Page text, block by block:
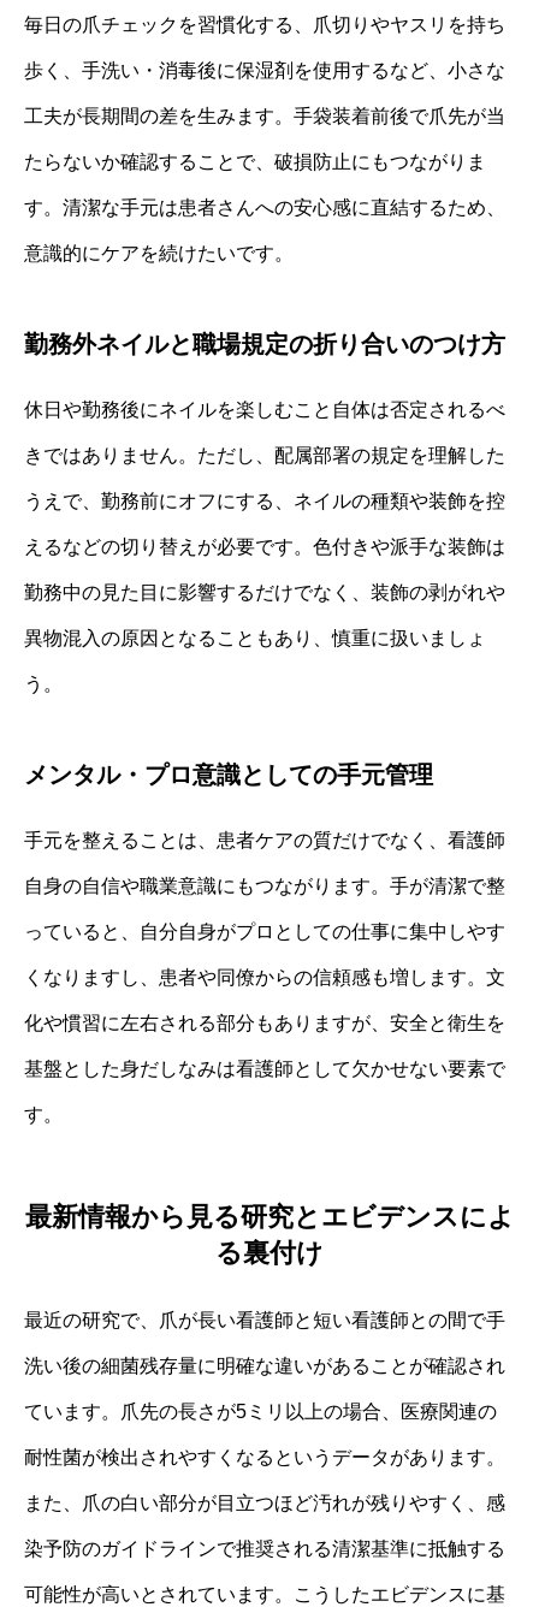
毎日の爪チェックを習慣化する、爪切りやヤスリを持ち
歩く、手洗い・消毒後に保湿剤を使用するなど、小さな
工夫が長期間の差を生みます。手袋装着前後で爪先が当
たらないか確認することで、破損防止にもつながりま
す。清潔な手元は患者さんへの安心感に直結するため、
意識的にケアを続けたいです。
勤務外ネイルと職場規定の折り合いのつけ方
休日や勤務後にネイルを楽しむこと自体は否定されるべ
きではありません。ただし、配属部署の規定を理解した
うえで、勤務前にオフにする、ネイルの種類や装飾を控
えるなどの切り替えが必要です。色付きや派手な装飾は
勤務中の見た目に影響するだけでなく、装飾の剥がれや
異物混入の原因となることもあり、慎重に扱いましょ
う。
メンタル・プロ意識としての手元管理
手元を整えることは、患者ケアの質だけでなく、看護師
自身の自信や職業意識にもつながります。手が清潔で整
っていると、自分自身がプロとしての仕事に集中しやす
くなりますし、患者や同僚からの信頼感も増します。文
化や慣習に左右される部分もありますが、安全と衛生を
基盤とした身だしなみは看護師として欠かせない要素で
す。
最新情報から見る研究とエビデンスによ
る裏付け
最近の研究で、爪が長い看護師と短い看護師との間で手
洗い後の細菌残存量に明確な違いがあることが確認され
ています。爪先の長さが5ミリ以上の場合、医療関連の
耐性菌が検出されやすくなるというデータがあります。
また、爪の白い部分が目立つほど汚れが残りやすく、感
染予防のガイドラインで推奨される清潔基準に抵触する
可能性が高いとされています。こうしたエビデンスに基